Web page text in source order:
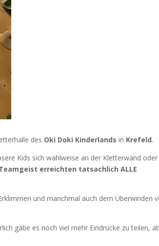
des Oki Doki Kinderlandsin Krefeld.
Kids sich wahlweise an der Kletterwand
erreichten tatsachlich ALLE
und manchmal auch dem Überwinden
gäbe es noch viel mehr Eindrücke zu teilen,